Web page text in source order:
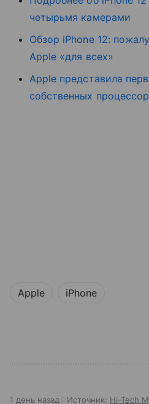
четырьмя камерами
Обзор iPhone 12:
Apple «для всех»
Apple представила
собственных
Apple iPhone
1 день назад Источник: Hi-Tech